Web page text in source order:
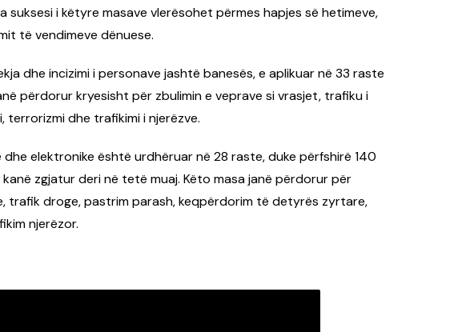
i këtyre masave vlerësohet përmes hapjes së hetimeve,
të vendimeve dënuese.
dhe incizimi i personave jashtë banesës, e aplikuar në 33 raste
përdorur kryesisht për zbulimin e veprave si vrasjet, trafiku i
terrorizmi dhe trafikimi i njerëzve.
dhe elektronike është urdhëruar në 28 raste, duke përfshirë 140
zgjatur deri në tetë muaj. Këto masa janë përdorur për
trafik droge, pastrim parash, keqpërdorim të detyrës zyrtare,
njerëzor.